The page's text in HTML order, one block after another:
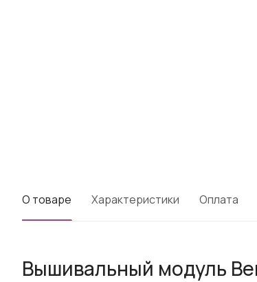
О товаре Характеристики Оплата
Вышивальный модуль